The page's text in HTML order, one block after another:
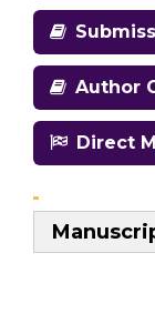
Author
Direct